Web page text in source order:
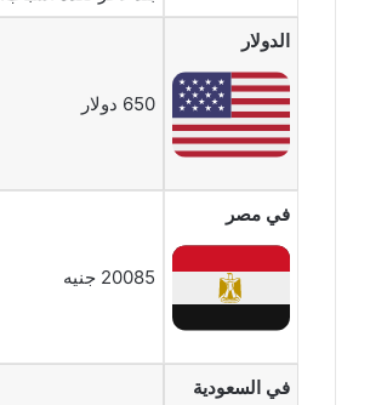
الدولار
650 دولار
في مصر
20085 جنيه
في السعودية